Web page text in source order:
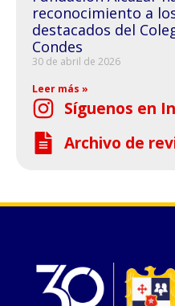
reconocimiento a
destacados del
Condes
30 de abril de 2026
Leer más »
Síguenos en
Archivo de